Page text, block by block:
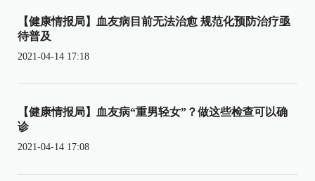
【健康情报局】血友病目前无法治愈 规范化预防治疗亟
待普及
2021-04-14 17:18
【健康情报局】血友病“重男轻女”？做这些检查可以确
诊
2021-04-14 17:08